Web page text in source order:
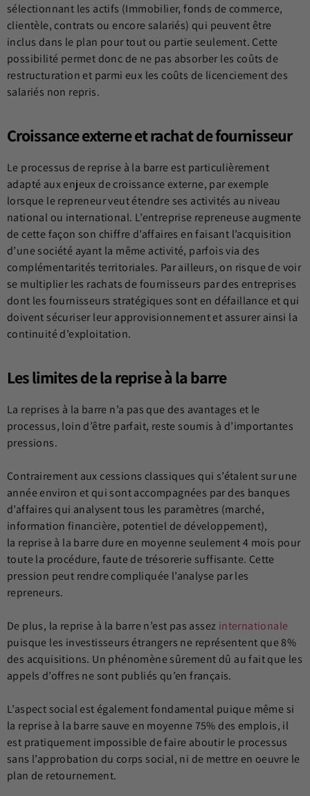
sélectionnant les actifs (Immobilier, fonds de commerce,
clientèle, contrats ou encore salariés) qui peuvent être
inclus dans le plan pour tout ou partie seulement. Cette
possibilité permet donc de ne pas absorber les coûts de
restructuration et parmi eux les coûts de licenciement des
salariés non repris.
Croissance externe et rachat de fournisseur
Le processus de reprise à la barre est particulièrement
adapté aux enjeux de croissance externe, par exemple
lorsque le repreneur veut étendre ses activités au niveau
national ou international. L’entreprise repreneuse augmente
de cette façon son chiffre d’affaires en faisant l’acquisition
d’une société ayant la même activité, parfois via des
complémentarités territoriales. Par ailleurs, on risque de voir
se multiplier les rachats de fournisseurs par des entreprises
dont les fournisseurs stratégiques sont en défaillance et qui
doivent sécuriser leur approvisionnement et assurer ainsi la
continuité d’exploitation.
Les limites de la reprise à la barre
La reprises à la barre n’a pas que des avantages et le
processus, loin d’être parfait, reste soumis à d’importantes
pressions.
Contrairement aux cessions classiques qui s’étalent sur une
année environ et qui sont accompagnées par des banques
d’affaires qui analysent tous les paramètres (marché,
information financière, potentiel de développement),
la reprise à la barre dure en moyenne seulement 4 mois pour
toute la procédure, faute de trésorerie suffisante. Cette
pression peut rendre compliquée l’analyse par les
repreneurs.
De plus, la reprise à la barre n’est pas assez internationale
puisque les investisseurs étrangers ne représentent que 8%
des acquisitions. Un phénomène sûrement dû au fait que les
appels d’offres ne sont publiés qu’en français.
L’aspect social est également fondamental puique même si
la reprise à la barre sauve en moyenne 75% des emplois, il
est pratiquement impossible de faire aboutir le processus
sans l’approbation du corps social, ni de mettre en oeuvre le
plan de retournement.